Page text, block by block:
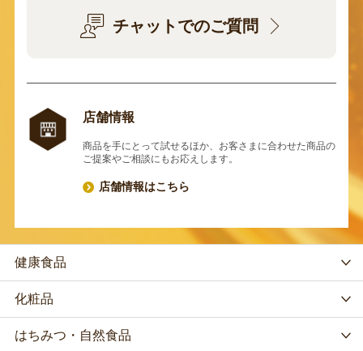
チャットでのご質問
店舗情報
商品を手にとって試せるほか、お客さまに合わせた商品の
ご提案やご相談にもお応えします。
店舗情報はこちら
健康食品
化粧品
はちみつ・自然食品